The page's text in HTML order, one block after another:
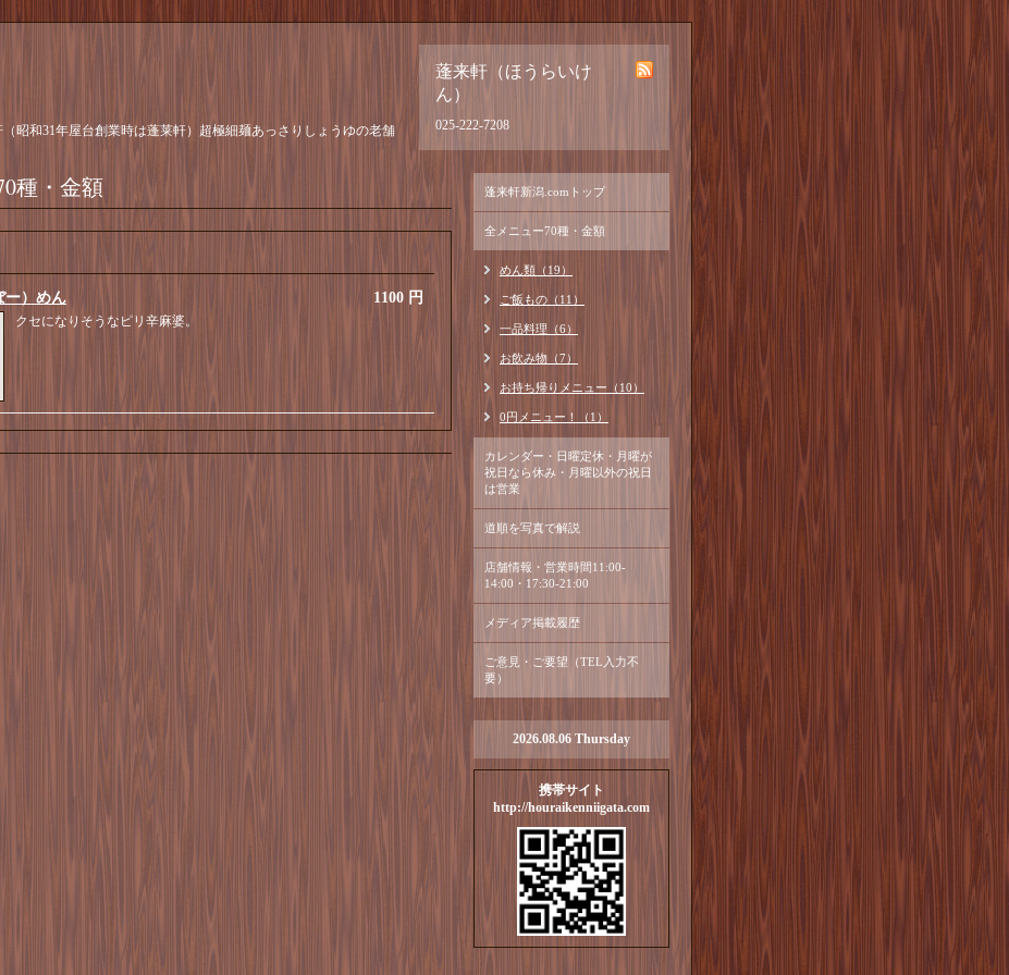
蓬来軒（ほうらいけ
ん）
025-222-7208
昭和31年屋台創業時は蓬莱軒）超極細麺あっさりしょうゆの老舗
種・金額
1100 円
ー）めん
クセになりそうなピリ辛麻婆。
蓬来軒新潟.comトップ
全メニュー70種・金額
めん類（19）
ご飯もの（11）
一品料理（6）
お飲み物（7）
お持ち帰りメニュー（10）
0円メニュー！（1）
カレンダー・日曜定休・月曜が
祝日なら休み・月曜以外の祝日
は営業
道順を写真で解説
店舗情報・営業時間11:00-
14:00・17:30-21:00
メディア掲載履歴
ご意見・ご要望（TEL入力不
要）
2026.08.06 Thursday
携帯サイト
http://houraikenniigata.com